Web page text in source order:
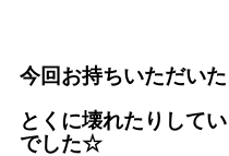
今回お持ちいただいた
とくに壊れたりして
でした☆